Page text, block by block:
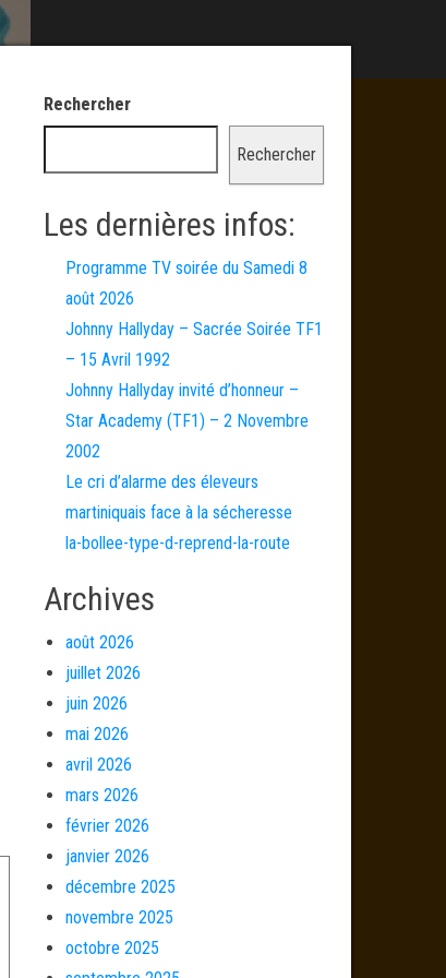
Rechercher
Rechercher
Les dernières infos:
Programme TV soirée du Samedi 8
août 2026
Johnny Hallyday – Sacrée Soirée TF1
– 15 Avril 1992
Johnny Hallyday invité d’honneur –
Star Academy (TF1) – 2 Novembre
2002
Le cri d’alarme des éleveurs
martiniquais face à la sécheresse
la-bollee-type-d-reprend-la-route
Archives
août 2026
juillet 2026
juin 2026
mai 2026
avril 2026
mars 2026
février 2026
janvier 2026
décembre 2025
novembre 2025
octobre 2025